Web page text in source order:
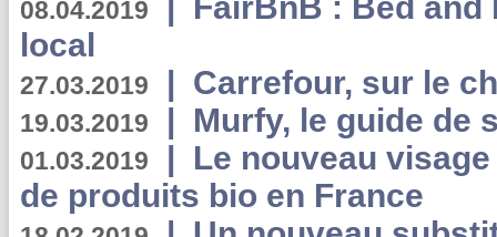
08.04.2019
local
27.03.2019 | Carrefour, sur le
19.03.2019 | Murfy, le guide de
01.03.2019 | Le nouveau
de produits bio en France